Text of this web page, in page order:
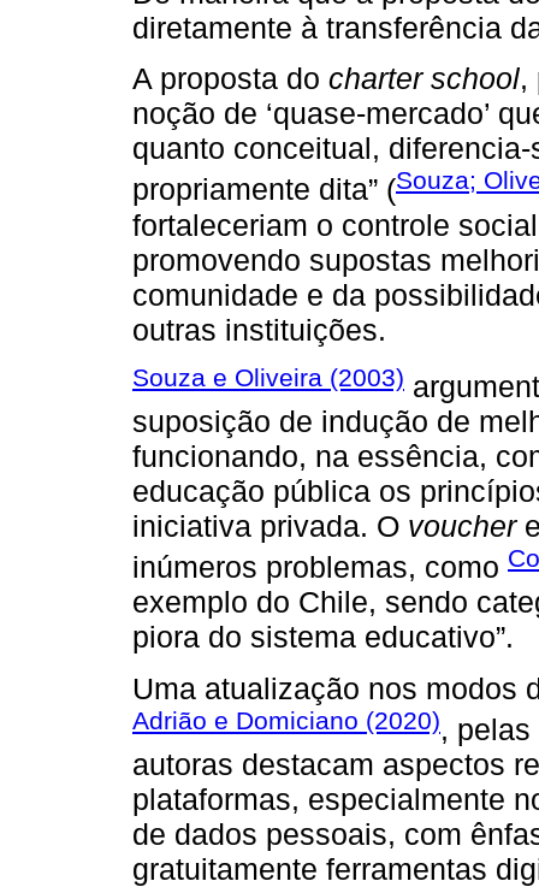
diretamente à transferência
A proposta do charter school,
noção de ‘quase-mercado’
quanto conceitual,
propriamente dita” (Souza;
fortaleceriam o controle
promovendo supostas
comunidade e da
outras instituições.
Souza e Oliveira (2003)
suposição de indução de
funcionando, na essência,
educação pública os
iniciativa privada. O voucher
inúmeros problemas, como
exemplo do Chile, sendo
piora do sistema educativo”.
Uma atualização nos modos
Adrião e Domiciano (2020),
autoras destacam aspectos
plataformas, especialmente
de dados pessoais, com
gratuitamente ferramentas